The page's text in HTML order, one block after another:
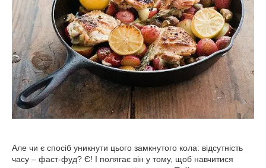
Але чи є спосіб уникнути цього замкнутого кола: відсутність
часу – фаст-фуд? Є! І полягає він у тому, щоб навчитися